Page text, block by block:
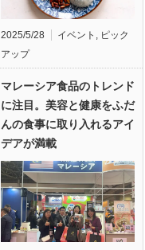
2025/5/28 イベント , ピック
アップ
マレーシア食品のトレンド
に注目。美容と健康をふだ
んの食事に取り入れるアイ
デアが満載